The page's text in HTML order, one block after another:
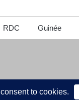
RDC Guinée